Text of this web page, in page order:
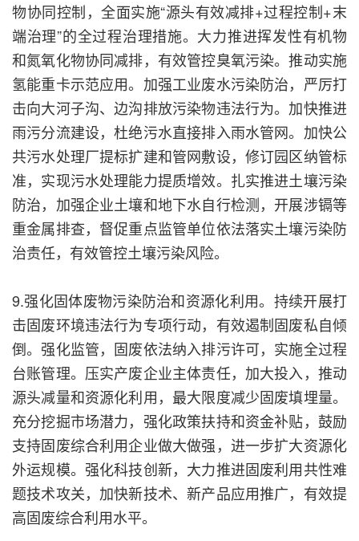
物协同控制，全面实施“源头有效减排+过程控制+末
端治理”的全过程治理措施。大力推进挥发性有机物
和氮氧化物协同减排，有效管控臭氧污染。推动实施
氢能重卡示范应用。加强工业废水污染防治，严厉打
击向大河子沟、边沟排放污染物违法行为。加快推进
雨污分流建设，杜绝污水直接排入雨水管网。加快公
共污水处理厂提标扩建和管网敷设，修订园区纳管标
准，实现污水处理能力提质增效。扎实推进土壤污染
防治，加强企业土壤和地下水自行检测，开展涉镉等
重金属排查，督促重点监管单位依法落实土壤污染防
治责任，有效管控土壤污染风险。
9.强化固体废物污染防治和资源化利用。持续开展打
击固废环境违法行为专项行动，有效遏制固废私自倾
倒。强化监管，固废依法纳入排污许可，实施全过程
台账管理。压实产废企业主体责任，加大投入，推动
源头减量和资源化利用，最大限度减少固废填埋量。
充分挖掘市场潜力，强化政策扶持和资金补贴，鼓励
支持固废综合利用企业做大做强，进一步扩大资源化
外运规模。强化科技创新，大力推进固废利用共性难
题技术攻关，加快新技术、新产品应用推广，有效提
高固废综合利用水平。